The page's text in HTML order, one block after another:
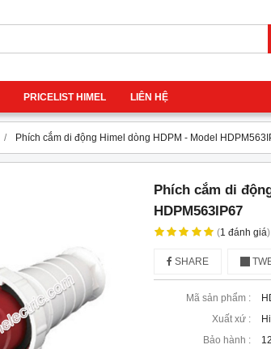
PRICELIST HIMEL LIÊN HỆ
Phích cắm di động Himel dòng HDPM - Model
Phích cắm di
HDPM563IP67
(1đánh giá)
SHARE
Mã sản phẩm :
Xuất xứ :
Bảo hành :